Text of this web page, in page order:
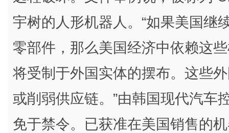
宇树的人形机器人。“如果美国继
零部件，那么美国经济中依赖这
将受制于外国实体的摆布。这些
或削弱供应链。”由韩国现代汽车
免于禁令。已获准在美国销售的